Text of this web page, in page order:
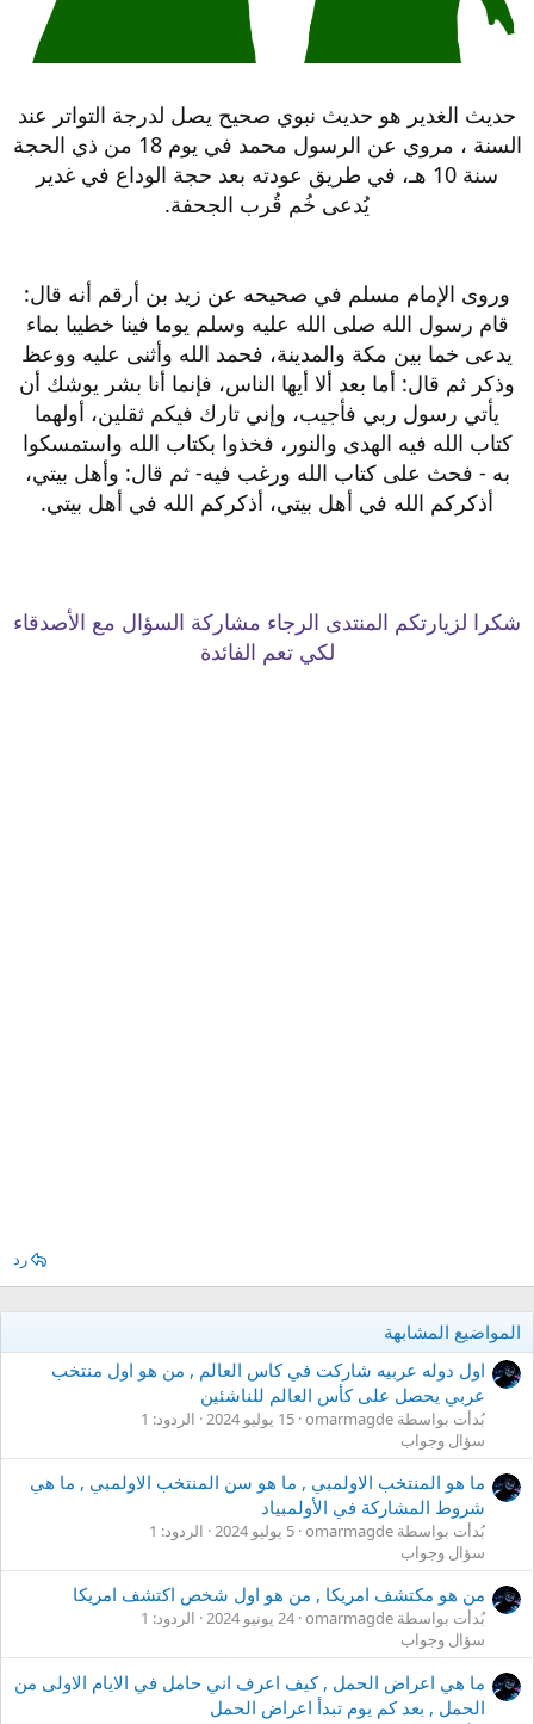
حديث الغدير هو حديث نبوي صحيح يصل لدرجة التواتر عند
السنة ، مروي عن الرسول محمد في يوم 18 من ذي الحجة
سنة 10 هـ، في طريق عودته بعد حجة الوداع في غدير
يُدعى خُم قُرب الجحفة.
وروى الإمام مسلم في صحيحه عن زيد بن أرقم أنه قال:
قام رسول الله صلى الله عليه وسلم يوما فينا خطيبا بماء
يدعى خما بين مكة والمدينة، فحمد الله وأثنى عليه ووعظ
وذكر ثم قال: أما بعد ألا أيها الناس، فإنما أنا بشر يوشك أن
يأتي رسول ربي فأجيب، وإني تارك فيكم ثقلين، أولهما
كتاب الله فيه الهدى والنور، فخذوا بكتاب الله واستمسكوا
به - فحث على كتاب الله ورغب فيه- ثم قال: وأهل بيتي،
أذكركم الله في أهل بيتي، أذكركم الله في أهل بيتي.
شكرا لزيارتكم المنتدى الرجاء مشاركة السؤال مع الأصدقاء
لكي تعم الفائدة
رد
المواضيع المشابهة
اول دوله عربيه شاركت في كاس العالم , من هو اول منتخب
عربي يحصل على كأس العالم للناشئين
بُدأت بواسطة omarmagde 15 يوليو 2024
الردود: 1
سؤال وجواب
ما هو المنتخب الاولمبي , ما هو سن المنتخب الاولمبي , ما هي
شروط المشاركة في الأولمبياد
بُدأت بواسطة omarmagde 5 يوليو 2024
الردود: 1
سؤال وجواب
من هو مكتشف امريكا , من هو اول شخص اكتشف امريكا
بُدأت بواسطة omarmagde 24 يونيو 2024
الردود: 1
سؤال وجواب
ما هي اعراض الحمل , كيف اعرف اني حامل في الايام الاولى من
الحمل , بعد كم يوم تبدأ اعراض الحمل